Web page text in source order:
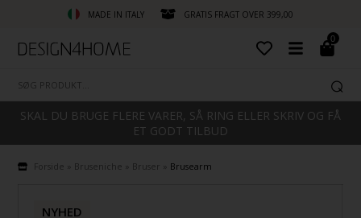
MADE IN ITALY GRATIS FRAGT OVER 399,00
0
SKAL DU BRUGE FLERE VARER, SÅ RING ELLER SKRIV OG FÅ
ET GODT TILBUD
Forside Bruseniche Bruser Brusearm
NYHED